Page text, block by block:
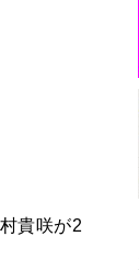
貴咲が2